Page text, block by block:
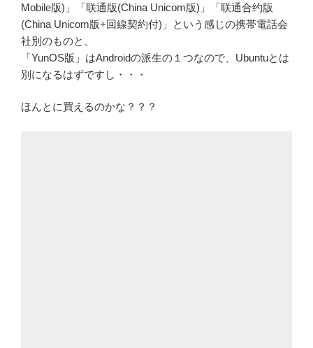
Mobile版)」「联通版(China Unicom版)」「联通合约版
(China Unicom版+回線契約付)」という感じの携帯電話会
社別のものと、
「YunOS版」はAndroidの派生の１つなので、Ubuntuとは
別になるはずですし・・・
ほんとに買えるのかな？？？